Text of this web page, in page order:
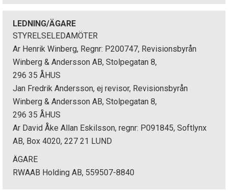
LEDNING/ÄGARE
STYRELSELEDAMÖTER
Ar Henrik Winberg, Regnr: P200747, Revisionsbyrån
Winberg & Andersson AB, Stolpegatan 8,
296 35 ÅHUS
Jan Fredrik Andersson, ej revisor, Revisionsbyrån
Winberg & Andersson AB, Stolpegatan 8,
296 35 ÅHUS
Ar David Åke Allan Eskilsson, regnr: P091845, Softlynx
AB, Box 4020, 227 21 LUND
ÄGARE
RWAAB Holding AB, 559507-8840